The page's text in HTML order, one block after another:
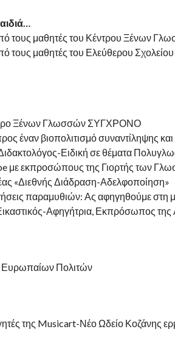
τους μαθητές του Κέντρου Ξένων
τους μαθητές του Ελεύθερου
Ξένων Γλωσσών ΣΥΓΧΡΟΝΟ
έναν βιοπολιτισμό συναντίληψης
Ειδική σε θέματα
με εκπροσώπους της Γιορτής των
«Διεθνής Διάδραση-Αδελφοποίηση»
παραμυθιών: Ας αφηγηθούμε στη
Αφηγήτρια, Εκπρόσωπος
Ευρωπαίων Πολιτών
της Musicart-Νέο Ωδείο Κοζάνης